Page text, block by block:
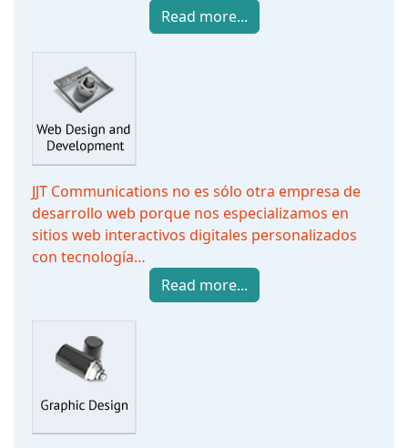
Read more...
JJT Communications no es sólo otra empresa de
desarrollo web porque nos especializamos en
sitios web interactivos digitales personalizados
con tecnología…
Read more...